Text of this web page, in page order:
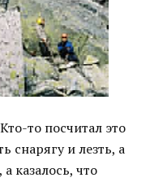
то посчитал это
снарягу и лезть, а
казалось, что